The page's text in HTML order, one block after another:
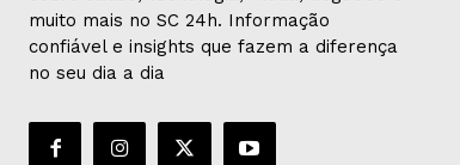
muito mais no SC 24h. Informação
confiável e insights que fazem a diferença
no seu dia a dia